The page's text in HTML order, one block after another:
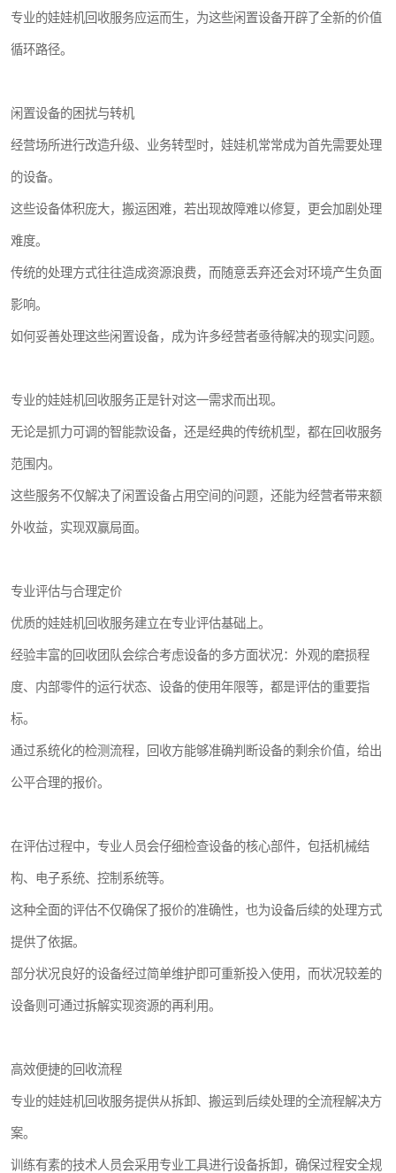
专业的娃娃机回收服务应运而生，为这些闲置设备开辟了全新的价值
循环路径。
闲置设备的困扰与转机
经营场所进行改造升级、业务转型时，娃娃机常常成为首先需要处理
的设备。
这些设备体积庞大，搬运困难，若出现故障难以修复，更会加剧处理
难度。
传统的处理方式往往造成资源浪费，而随意丢弃还会对环境产生负面
影响。
如何妥善处理这些闲置设备，成为许多经营者亟待解决的现实问题。
专业的娃娃机回收服务正是针对这一需求而出现。
无论是抓力可调的智能款设备，还是经典的传统机型，都在回收服务
范围内。
这些服务不仅解决了闲置设备占用空间的问题，还能为经营者带来额
外收益，实现双赢局面。
专业评估与合理定价
优质的娃娃机回收服务建立在专业评估基础上。
经验丰富的回收团队会综合考虑设备的多方面状况：外观的磨损程
度、内部零件的运行状态、设备的使用年限等，都是评估的重要指
标。
通过系统化的检测流程，回收方能够准确判断设备的剩余价值，给出
公平合理的报价。
在评估过程中，专业人员会仔细检查设备的核心部件，包括机械结
构、电子系统、控制系统等。
这种全面的评估不仅确保了报价的准确性，也为设备后续的处理方式
提供了依据。
部分状况良好的设备经过简单维护即可重新投入使用，而状况较差的
设备则可通过拆解实现资源的再利用。
高效便捷的回收流程
专业的娃娃机回收服务提供从拆卸、搬运到后续处理的全流程解决方
案。
训练有素的技术人员会采用专业工具进行设备拆卸，确保过程安全规